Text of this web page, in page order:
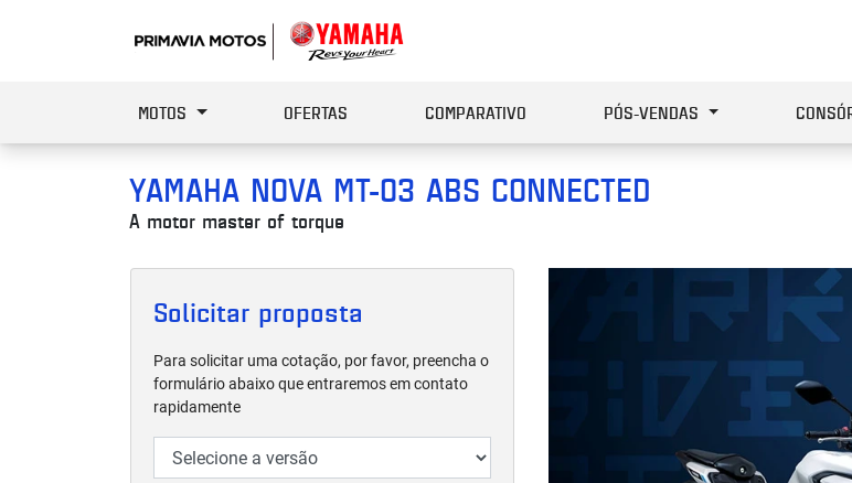
MOTOS OFERTAS COMPARATIVO PÓS-VENDAS
YAMAHA NOVA MT-03 ABS CONNECTED
A motor master of torque
Solicitar proposta
Para solicitar uma cotação, por favor, preencha o
formulário abaixo que entraremos em contato
rapidamente